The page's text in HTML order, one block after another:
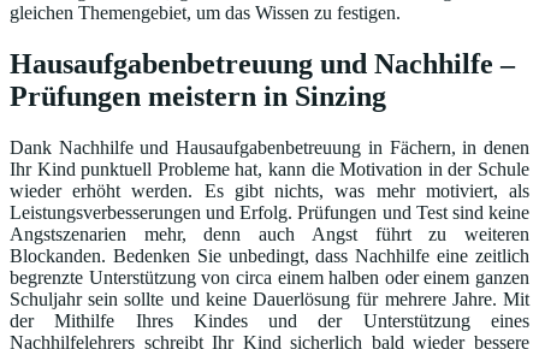
gleichen Themengebiet, um das Wissen zu festigen.
Hausaufgabenbetreuung und Nachhilfe –
Prüfungen meistern in Sinzing
Dank Nachhilfe und Hausaufgabenbetreuung in Fächern, in denen
Ihr Kind punktuell Probleme hat, kann die Motivation in der Schule
wieder erhöht werden. Es gibt nichts, was mehr motiviert, als
Leistungsverbesserungen und Erfolg. Prüfungen und Test sind keine
Angstszenarien mehr, denn auch Angst führt zu weiteren
Blockanden. Bedenken Sie unbedingt, dass Nachhilfe eine zeitlich
begrenzte Unterstützung von circa einem halben oder einem ganzen
Schuljahr sein sollte und keine Dauerlösung für mehrere Jahre. Mit
der Mithilfe Ihres Kindes und der Unterstützung eines
Nachhilfelehrers schreibt Ihr Kind sicherlich bald wieder bessere